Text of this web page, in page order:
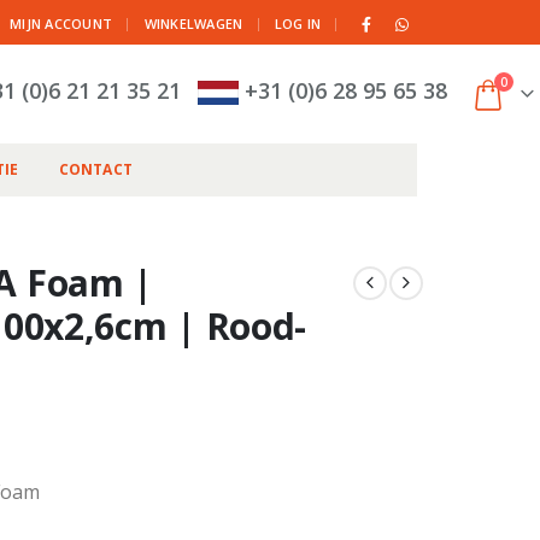
MIJN ACCOUNT WINKELWAGEN LOG IN |
(0)6 21 21 35 21 +31 (0)6 28 95 65 38 0
CONTACT
Foam |
| Rood-